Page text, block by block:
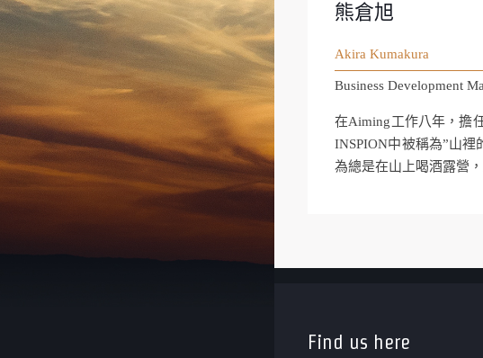
熊倉旭
Akira Kumakura
Business Development
在Aiming工作八年，擔
INSPION中被稱為”山
為總是在山上喝酒露營
Find us here